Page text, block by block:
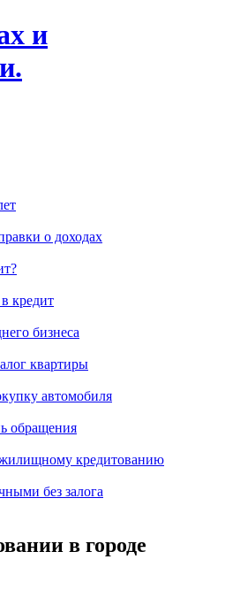
и
о доходах
кредит
бизнеса
квартиры
автомобиля
обращения
кредитованию
без залога
в городе